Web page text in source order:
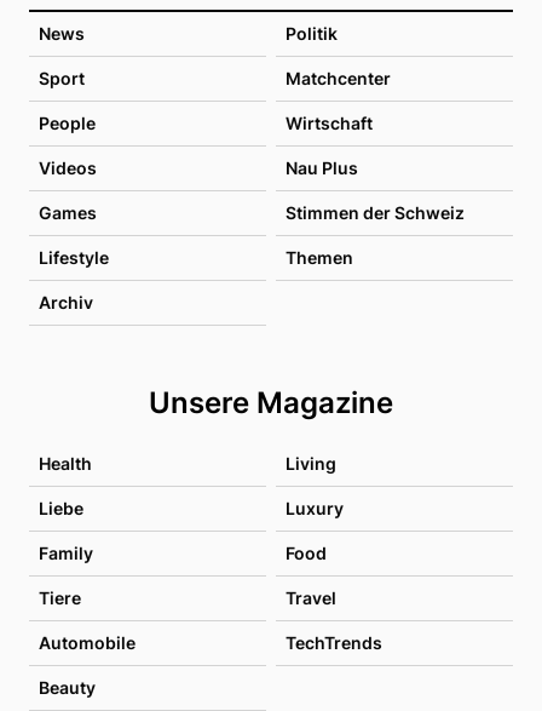
News Politik
Sport Matchcenter
People Wirtschaft
Videos Nau Plus
Games Stimmen der Schweiz
Lifestyle Themen
Archiv
Unsere Magazine
Health Living
Liebe Luxury
Family Food
Tiere Travel
Automobile TechTrends
Beauty